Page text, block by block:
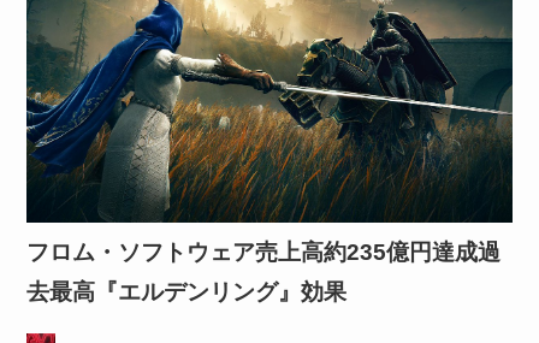
フロム・ソフトウェア売上高約235億円達成過
去最高『エルデンリング』効果